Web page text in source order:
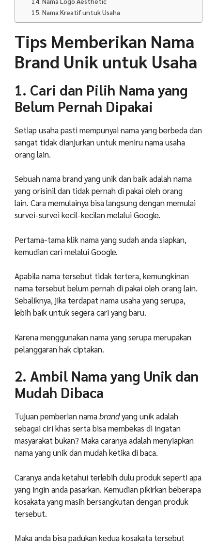
15. Nama Kreatif untuk Usaha
Tips Memberikan Nama
Brand Unik untuk Usaha
1. Cari dan Pilih Nama yang
Belum Pernah Dipakai
Setiap usaha pasti mempunyai nama yang berbeda dan
sangat tidak dianjurkan untuk meniru nama usaha
orang lain.
Sebuah nama brand yang unik dan baik adalah nama
yang orisinil dan tidak pernah di pakai oleh orang
lain. Cara memulainya bisa langsung dengan memulai
survei-survei kecil-kecilan melalui Google.
Pertama-tama klik nama yang sudah anda siapkan,
kemudian cari melalui Google.
Apabila nama tersebut tidak tertera, kemungkinan
nama tersebut belum pernah di pakai oleh orang lain.
Sebaliknya, jika terdapat nama usaha yang serupa,
lebih baik untuk segera cari yang baru.
Karena menggunakan nama yang serupa merupakan
pelanggaran hak ciptakan.
2. Ambil Nama yang Unik dan
Mudah Dibaca
Tujuan pemberian namabrandyang unik adalah
sebagai ciri khas serta bisa membekas di ingatan
masyarakat bukan? Maka caranya adalah menyiapkan
nama yang unik dan mudah ketika di baca.
Caranya anda ketahui terlebih dulu produk seperti apa
yang ingin anda pasarkan. Kemudian pikirkan beberapa
kosakata yang masih bersangkutan dengan produk
tersebut.
Maka anda bisa padukan kedua kosakata tersebut